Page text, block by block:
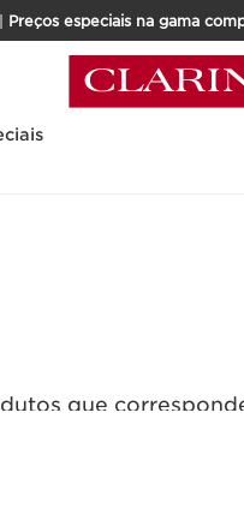
Preços especiais na gama
que